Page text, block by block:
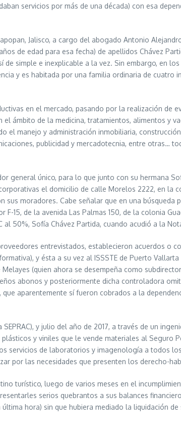
servicios por más de una década) con esa
Jalisco, a cargo del abogado Antonio
de edad para esa fecha) de apellidos Chávez
simple e inexplicable a la vez. Sin embargo, en
y es habitada por una familia ordinaria de cuatro
en el mercado, pasando por la realización de
ámbito de la medicina, tratamientos, alimentos y
el manejo y administración inmobiliaria,
publicidad y mercadotecnia, entre otras…
general único, para lo que junto con su hermana
el domicilio de calle Morelos 2222, en la
moradores. Cabe señalar que en una búsqueda
15, de la avenida Las Palmas 150, de la colonia
50%, Sofía Chávez Partida, cuando acudió a la
entrevistados, establecieron acuerdos o
y ésta a su vez al ISSSTE de Puerto
(quien ahora se desempeña como
abonos y posteriormente dicha controladora
aparentemente sí fueron cobrados a la
y julio del año de 2017, a través de un
y viniles que le vende materiales al Seguro
servicios de laboratorios y imagenología a todos
por las necesidades que presenten los derecho-
turístico, luego de varios meses en el
serios quebrantos a sus balances
hora) sin que hubiera mediado la liquidación